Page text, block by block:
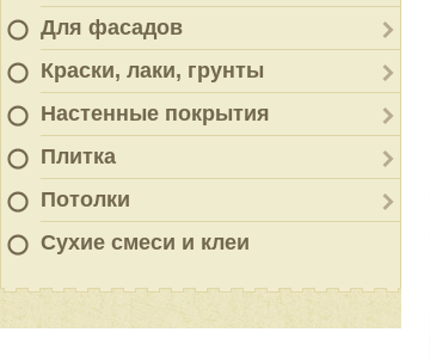
Для фасадов
Краски, лаки, грунты
Настенные покрытия
Плитка
Потолки
Сухие смеси и клеи